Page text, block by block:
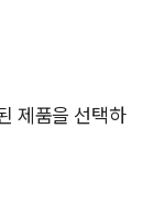
제품을 선택하